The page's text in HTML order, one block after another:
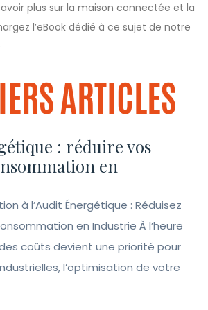
plus sur la maison connectée et la
l’eBook dédié à ce sujet de notre
ARTICLES
: réduire vos
en
à l’Audit Énergétique : Réduisez
en Industrie À l’heure
coûts devient une priorité pour
l’optimisation de votre